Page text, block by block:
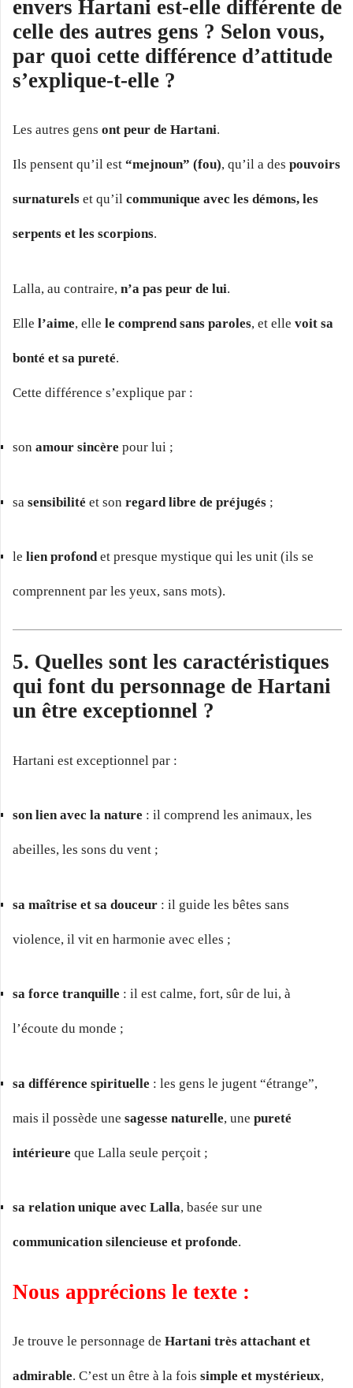
envers Hartani est-elle différente de
celle des autres gens ? Selon vous,
par quoi cette différence d’attitude
s’explique-t-elle ?
Les autres gens ont peur de Hartani.
Ils pensent qu’il est “mejnoun” (fou), qu’il a des pouvoirs
surnaturels et qu’il communique avec les démons, les
serpents et les scorpions.
Lalla, au contraire, n’a pas peur de lui.
Elle l’aime, elle le comprend sans paroles, et elle voit sa
bonté et sa pureté.
Cette différence s’explique par :
son amour sincère pour lui ;
sa sensibilité et son regard libre de préjugés ;
le lien profondet presque mystique qui les unit (ils se
comprennent par les yeux, sans mots).
5. Quelles sont les caractéristiques
qui font du personnage de Hartani
un être exceptionnel ?
Hartani est exceptionnel par :
son lien avec la nature : il comprend les animaux, les
abeilles, les sons du vent ;
sa maîtrise et sa douceur : il guide les bêtes sans
violence, il vit en harmonie avec elles ;
sa force tranquille : il est calme, fort, sûr de lui, à
l’écoute du monde ;
sa différence spirituelle : les gens le jugent “étrange”,
mais il possède une sagesse naturelle, une pureté
intérieure que Lalla seule perçoit ;
sa relation unique avec Lalla, basée sur une
communication silencieuse et profonde.
Nous apprécions le texte :
Je trouve le personnage de Hartani très attachant et
admirable. C’est un être à la fois simple et mystérieux,